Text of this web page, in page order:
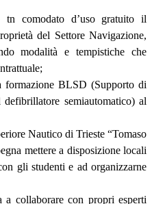
comodato d’uso gratuito il
del Settore Navigazione,
modalità e tempistiche che
BLSD (Supporto di
semiautomatico) al
Nautico di Trieste “Tomaso
mettere a disposizione locali
gli studenti e ad organizzarne
collaborare con propri esperti